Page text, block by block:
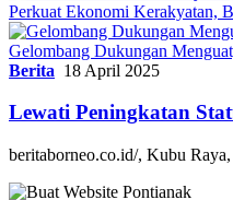
Perkuat Ekonomi Kerakyatan,
Gelombang Dukungan
Berita 18 April 2025
Lewati Peningkatan
beritaborneo.co.id/, Kubu